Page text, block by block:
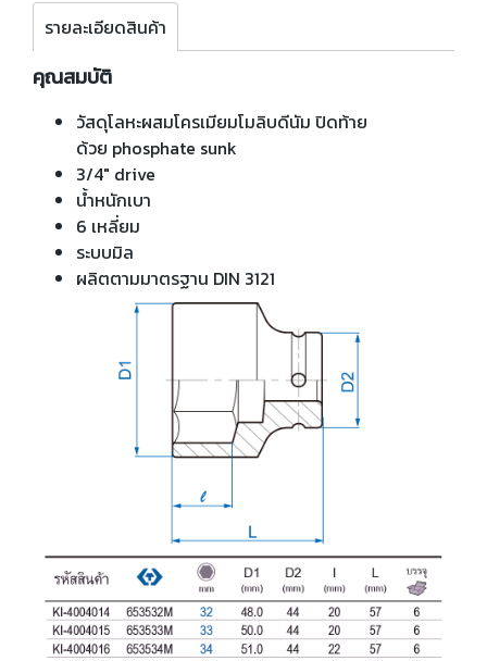
รายละเอียดสินค้า
คุณสมบัติ
วัสดุโลหะผสมโครเมียมโมลิบดีนัม ปิดท้าย
ด้วย phosphate sunk
3/4" drive
น้ำหนักเบา
6 เหลี่ยม
ระบบมิล
ผลิตตามมาตรฐาน DIN 3121